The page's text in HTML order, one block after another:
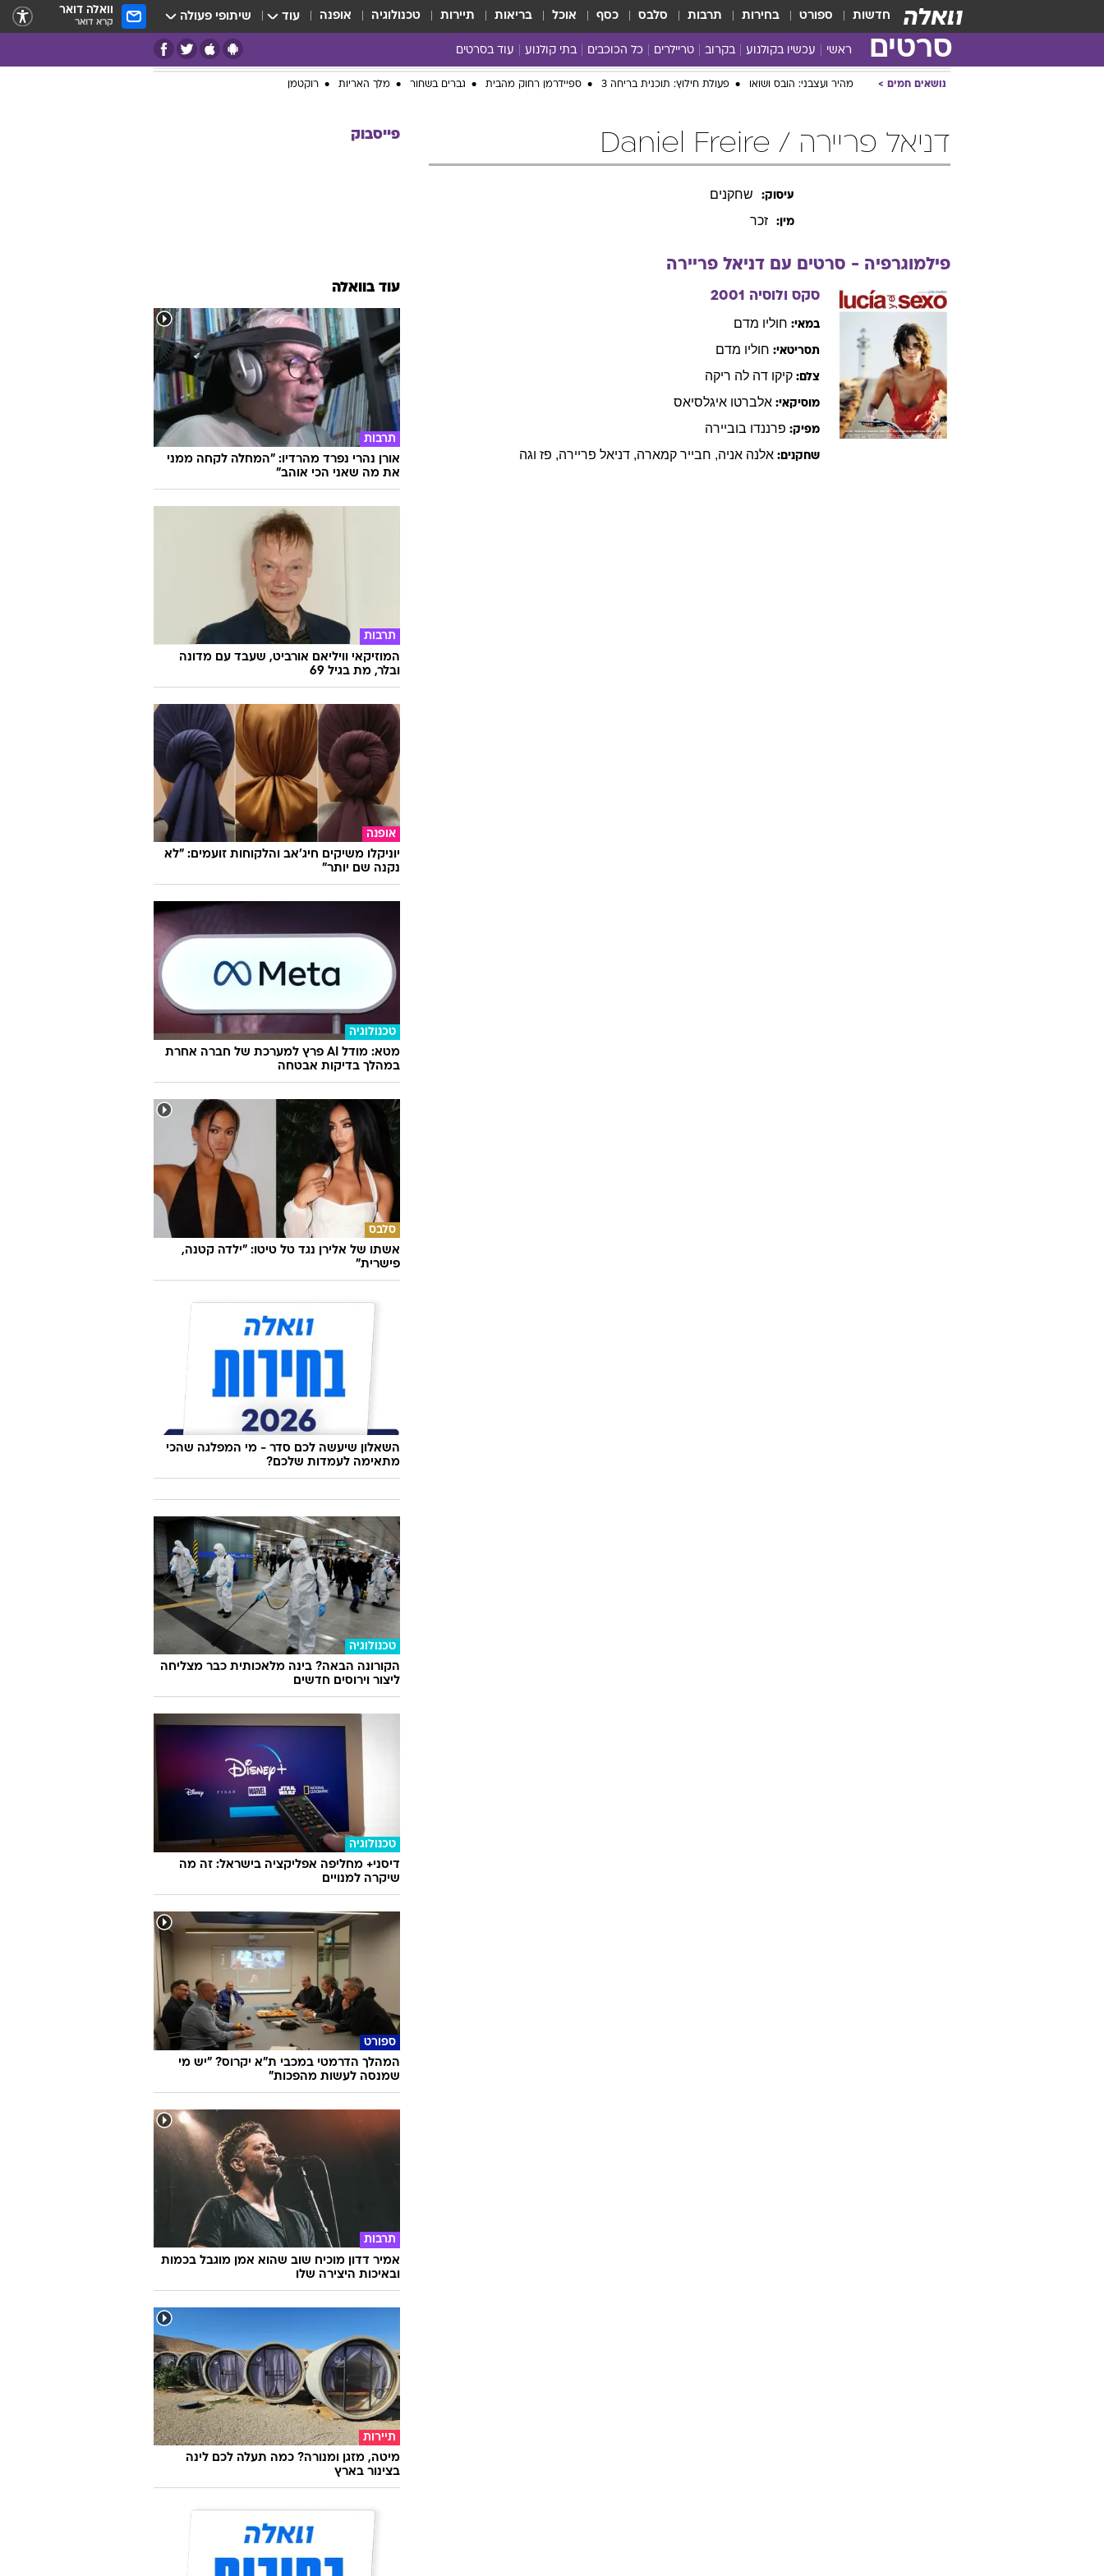
חדשות ספורט בחירות תרבות סלבס כסף אוכל בריאות תיירות טכנולוגיה אופנה עוד שיתופי פעולה וואלה דואר
קרא דואר
סרטים ראשי עכשיו בקולנוע בקרוב טריילרים כל הכוכבים בתי קולנוע עוד בסרטים
כל הסרטים נושאים חמים מהיר ועצבני: הובס ושואו פעולת חילוץ: תוכנית בריחה 3 ספיידרמן רחוק מהבית גברים בשחור מלך האריות רוקטמן
דניאל פריירה / Daniel Freire
עיסוק: שחקנים
מין: זכר
פילמוגרפיה - סרטים עם דניאל פריירה
סקס ולוסיה 2001
במאי: חוליו מדם
תסריטאי: חוליו מדם
צלם: קיקו דה לה ריקה
מוסיקאי: אלברטו איגלסיאס
מפיק: פרננדו בוביירה
שחקנים: אלנה אניה, חבייר קמארה, דניאל פריירה, פז וגה
פייסבוק
עוד בוואלה
תרבות
אורן נהרי נפרד מהרדיו: "המחלה לקחה ממני
את מה שאני הכי אוהב"
תרבות
המוזיקאי וויליאם אורביט, שעבד עם מדונה
ובלר, מת בגיל 69
אופנה
יוניקלו משיקים חיג'אב והלקוחות זועמים: "לא
נקנה שם יותר"
טכנולוגיה
מטא: מודל AI פרץ למערכת של חברה אחרת
במהלך בדיקות אבטחה
סלבס
אשתו של אלירן נגד טל טיטו: "ילדה קטנה,
פישרית"
השאלון שיעשה לכם סדר - מי המפלגה שהכי
מתאימה לעמדות שלכם?
טכנולוגיה
הקורונה הבאה? בינה מלאכותית כבר מצליחה
ליצור וירוסים חדשים
טכנולוגיה
דיסני+ מחליפה אפליקציה בישראל: זה מה
שיקרה למנויים
ספורט
המהלך הדרמטי במכבי ת"א יקרוס? "יש מי
שמנסה לעשות מהפכות"
תרבות
אמיר דדון מוכיח שוב שהוא אמן מוגבל בכמות
ובאיכות היצירה שלו
תיירות
מיטה, מזגן ומנורה? כמה תעלה לכם לינה
בצינור בארץ